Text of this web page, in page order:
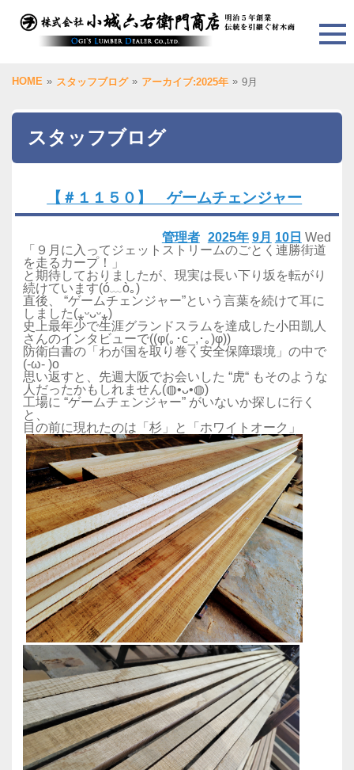
HOME » スタッフブログ » アーカイブ:2025年 » 9月
スタッフブログ
【＃１１５０】 ゲームチェンジャー
2025年 9月 10日 Wed
管理者
「９月に入ってジェットストリームのごとく連勝街道
を走るカープ！」
と期待しておりましたが、現実は長い下り坂を転がり
続けています(ó﹏ò｡)
直後、 “ゲームチェンジャー”という言葉を続けて耳に
しました(⁎ᵕᴗᵕ⁎)
史上最年少で生涯グランドスラムを達成した小田凱人
さんのインタビューで((φ(｡･c_,･｡)φ))
防衛白書の「わが国を取り巻く安全保障環境」の中で
(-ω- )o
思い返すと、先週大阪でお会いした “虎“ もそのような
人だったかもしれません(◍•ᴗ•◍)
工場に “ゲームチェンジャー” がいないか探しに行く
と、
目の前に現れたのは「杉」と「ホワイトオーク」